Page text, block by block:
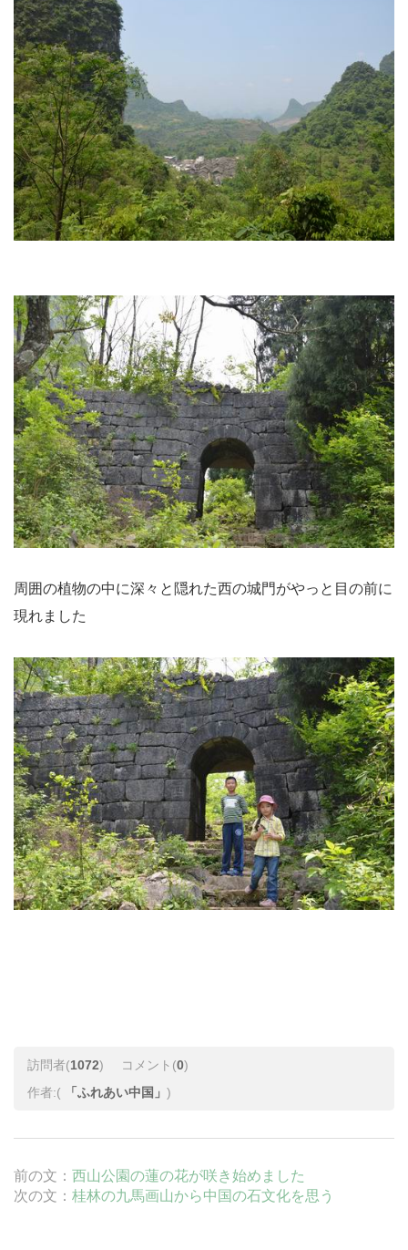
周囲の植物の中に深々と隠れた西の城門がやっと目の前に
現れました
訪問者(1072) コメント(0)
作者:( 「ふれあい中国」 )
前の文： 西山公園の蓮の花が咲き始めました
次の文： 桂林の九馬画山から中国の石文化を思う